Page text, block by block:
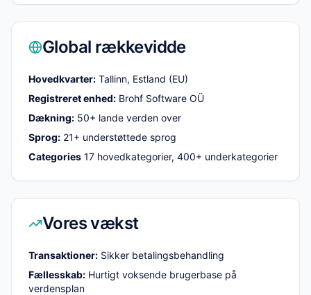
Global rækkevidde
Hovedkvarter: Tallinn, Estland (EU)
Registreret enhed: Brohf Software OÜ
Dækning: 50+ lande verden over
Sprog: 21+ understøttede sprog
Categories 17 hovedkategorier, 400+ underkategorier
Vores vækst
Transaktioner: Sikker betalingsbehandling
Fællesskab: Hurtigt voksende brugerbase på
verdensplan